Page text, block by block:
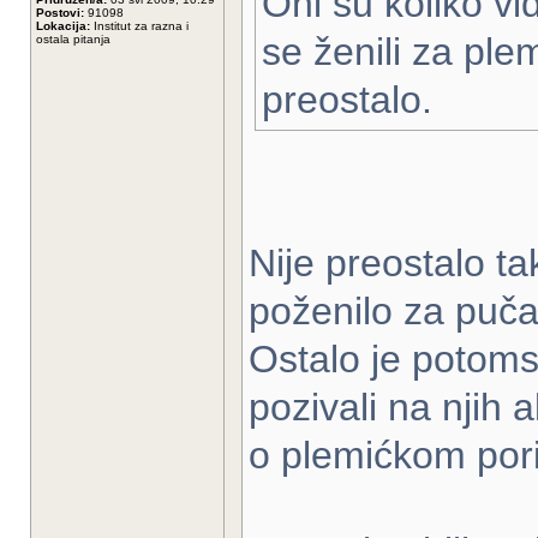
Postovi: 91098
Lokacija: Institut za razna i
ostala pitanja
se ženili za
preostalo.
Nije preostalo
poženilo za
Ostalo je
pozivali na njih
o plemićkom